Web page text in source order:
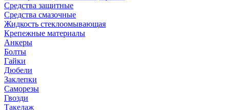
Средства защитные
Средства смазочные
Жидкость стеклоомывающая
Крепежные материалы
Анкеры
Болты
Гайки
Дюбели
Заклепки
Саморезы
Гвозди
Такелаж